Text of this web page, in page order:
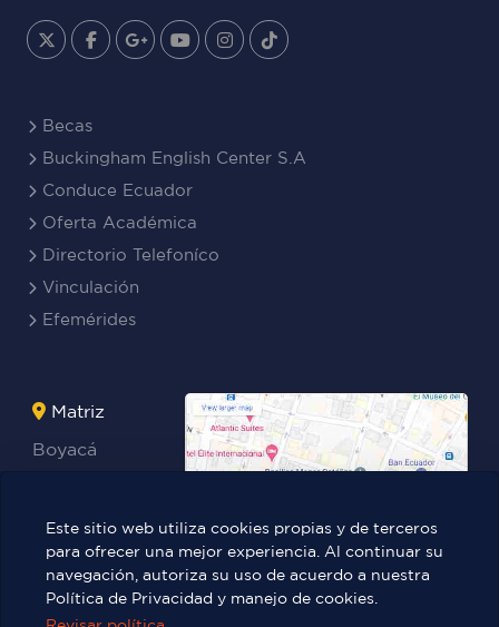
Becas
Buckingham English Center S.A
Conduce Ecuador
Oferta Académica
Directorio Telefoníco
Vinculación
Efemérides
Matriz
Boyacá
Teresa
Benites Ayala
Este sitio web utiliza cookies propias y de terceros
para ofrecer una mejor experiencia. Al continuar su
navegación, autoriza su uso de acuerdo a nuestra
Política de Privacidad y manejo de cookies.